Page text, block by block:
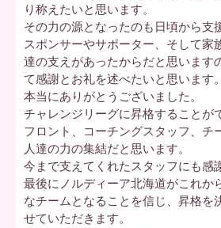
り称えたいと思います。
その力の源となったのも日頃から支
スポンサーやサポーター、そして家
達の支えがあったからだと思います
て感謝とお礼を述べたいと思います。
本当にありがとうございました。
チャレンジリーグに昇格することが
フロント、コーチングスタッフ、チ
人達の力の集結だと思います。
今まで支えてくれたスタッフにも感
最後にノルディーア北海道がこれか
なチームとなることを信じ、昇格を
せていただきます。